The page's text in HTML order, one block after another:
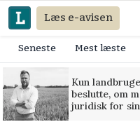
Læs e-avisen
Seneste Mest læste
Kun
beslutte, om
juridisk for